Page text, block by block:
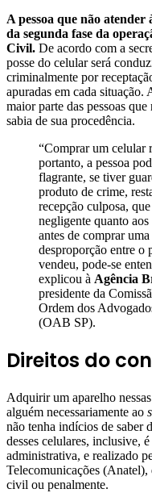
A pessoa que não
da segunda fase da
Civil. De acordo com a
posse do celular será
criminalmente por
apuradas em cada situação.
maior parte das pessoas
sabia de sua procedência.
“Comprar um celular
portanto, a pessoa
flagrante, se tiver
produto de crime,
recepção culposa,
negligente quanto
antes de comprar
desproporção entre o
vendeu, pode-se
explicou à Agência
presidente da
Ordem dos
(OAB SP).
Direitos do
Adquirir um aparelho
alguém necessariamente ao
não tenha indícios de saber
desses celulares, inclusive,
administrativa, e realizado
Telecomunicações (Anatel),
civil ou penalmente.